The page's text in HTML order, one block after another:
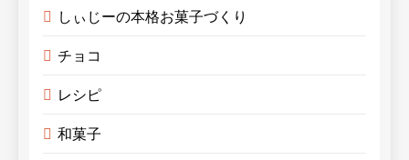
しぃじーの本格お菓子づくり
チョコ
レシピ
和菓子